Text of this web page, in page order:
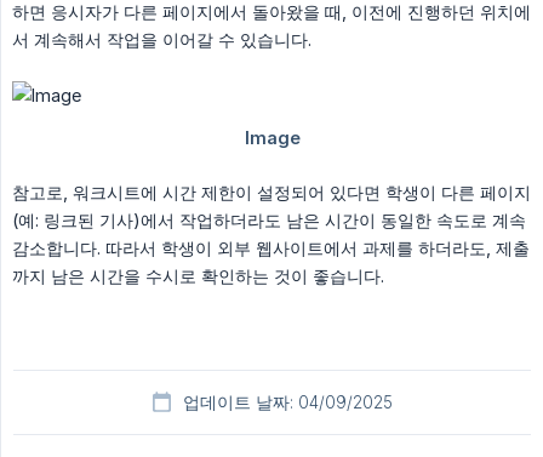
하면 응시자가 다른 페이지에서 돌아왔을 때, 이전에 진행하던 위치에
서 계속해서 작업을 이어갈 수 있습니다.
참고로, 워크시트에 시간 제한이 설정되어 있다면 학생이 다른 페이지
(예: 링크된 기사)에서 작업하더라도 남은 시간이 동일한 속도로 계속
감소합니다. 따라서 학생이 외부 웹사이트에서 과제를 하더라도, 제출
까지 남은 시간을 수시로 확인하는 것이 좋습니다.
업데이트 날짜: 04/09/2025